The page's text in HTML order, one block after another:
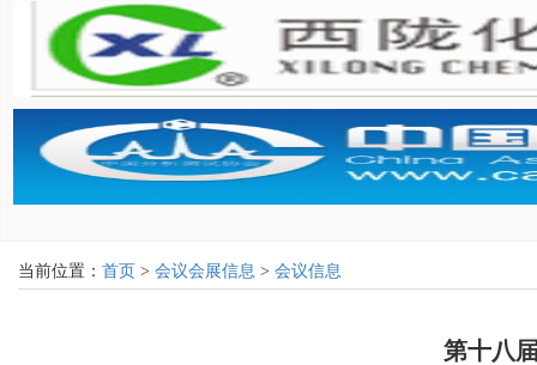
当前位置： 首页 > 会议会展信息 > 会议信息
第十八